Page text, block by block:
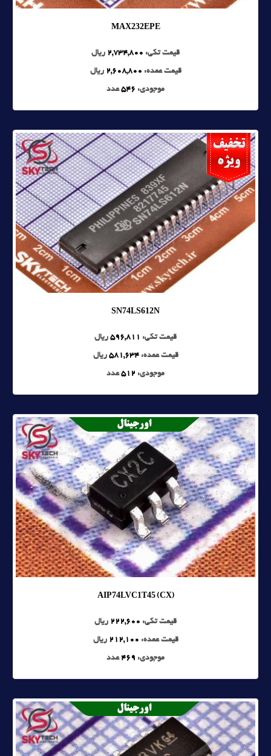
MAX232EPE
قیمت تکی: 2,734,800 ریال
قیمت عمده: 2,608,800 ریال
موجودی: 546عدد
SN74LS612N
قیمت تکی: 596,811 ریال
قیمت عمده:581,634 ریال
موجودی: 512عدد
AIP74LVC1T45 (CX)
قیمت تکی: 222,600 ریال
قیمت عمده: 212,100 ریال
موجودی: 469 عدد